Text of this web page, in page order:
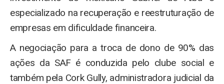
especializado na recuperação e reestruturação de
empresas em dificuldade financeira.
A negociação para a troca de dono de 90% das
ações da SAF é conduzida pelo clube social e
também pela Cork Gully, administradora judicial da